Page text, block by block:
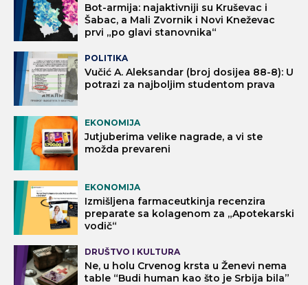
Bot-armija: najaktivniji su Kruševac i
Šabac, a Mali Zvornik i Novi Kneževac
prvi „po glavi stanovnika“
POLITIKA
Vučić A. Aleksandar (broj dosijea 88-8): U
potrazi za najboljim studentom prava
EKONOMIJA
Jutjuberima velike nagrade, a vi ste
možda prevareni
EKONOMIJA
Izmišljena farmaceutkinja recenzira
preparate sa kolagenom za „Apotekarski
vodič“
DRUŠTVO I KULTURA
Ne, u holu Crvenog krsta u Ženevi nema
table “Budi human kao što je Srbija bila”